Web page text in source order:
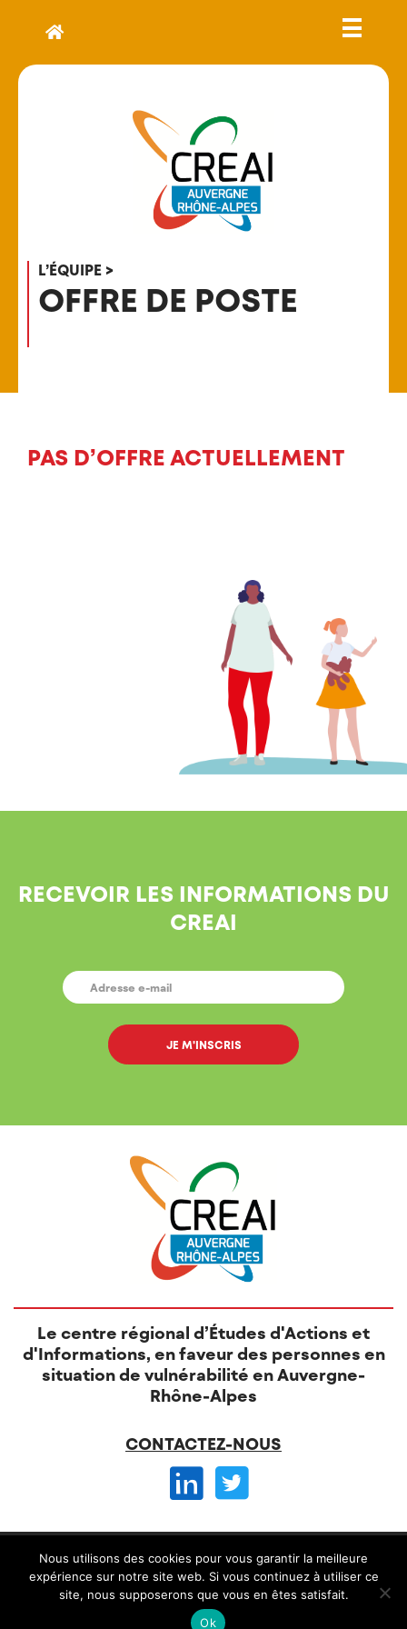
L’ÉQUIPE >
OFFRE DE POSTE
PAS D’OFFRE ACTUELLEMENT
RECEVOIR LES INFORMATIONS DU
CREAI
E-
MAIL *
Le centre régional d’Études d'Actions et
d'Informations, en faveur des personnes en
situation de vulnérabilité en Auvergne-
Rhône-Alpes
CONTACTEZ-NOUS
© CREAI 2026 -
Mentions légales
CGV et règlement intérieur
ConceptionAlteriade
Nous utilisons des cookies pour vous garantir la meilleure
expérience sur notre site web. Si vous continuez à utiliser ce
site, nous supposerons que vous en êtes satisfait.
Ok